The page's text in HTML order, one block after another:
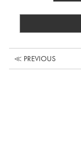
≪ PREVIOUS